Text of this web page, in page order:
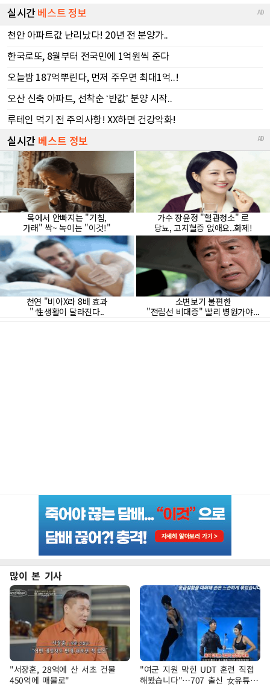
많이 본 기사
"서장훈, 28억에 산 서초 건물
450억에 매물로"
"여군 지원 막힌 UDT 훈련 직접
해봤습니다"…707 출신 女유튜버